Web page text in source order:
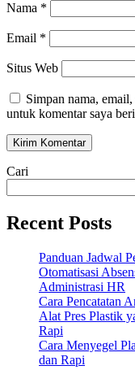
Nama *
Email *
Situs Web
Simpan nama,
untuk komentar saya
Cari
Recent Posts
Panduan Jadwal
Otomatisasi
Administrasi HR
Cara Pencatatan
Alat Pres Plastik
Rapi
Cara Menyegel
dan Rapi